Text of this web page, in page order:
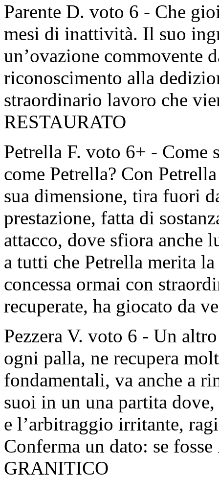
Parente D. voto 6 - Che
mesi di inattività. Il suo
un’ovazione commovente
riconoscimento alla
straordinario lavoro che
RESTAURATO
Petrella F. voto 6+ - Come
come Petrella? Con
sua dimensione, tira fuori
prestazione, fatta di
attacco, dove sfiora anche
a tutti che Petrella merita
concessa ormai con
recuperate, ha giocato da
Pezzera V. voto 6 - Un
ogni palla, ne recupera
fondamentali, va anche a
suoi in un una partita
e l’arbitraggio irritante,
Conferma un dato: se
GRANITICO